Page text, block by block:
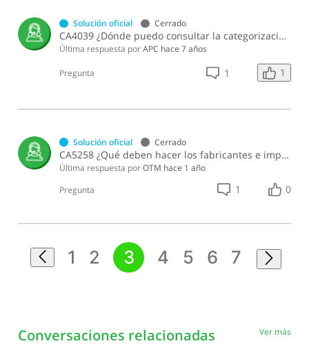
Solución oficial Cerrado
CA4039 ¿Dónde puedo consultar la categorización de productos del alcohol establecida en la Resolución sobre Especificación Técnica de Categorización de Bebidas Alcohólicas realizada por el INDOCAL?
Última respuesta porAPC hace 7 años
Pregunta 1 1
Solución oficial Cerrado
CA5258 ¿Qué deben hacer los fabricantes e importadores de productos del alcohol para notificar el derrame de alcohol?
Última respuesta porOTM hace 1 año
Pregunta
1 0
1 2 3 4 5 6 7
Conversaciones relacionadas Ver más